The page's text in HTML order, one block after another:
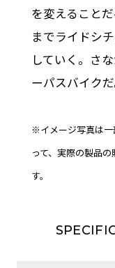
を変えること
までライドシ
していく。さ
ーパスバイクだ
※イメージ写真は一
って、実際の製品
す。